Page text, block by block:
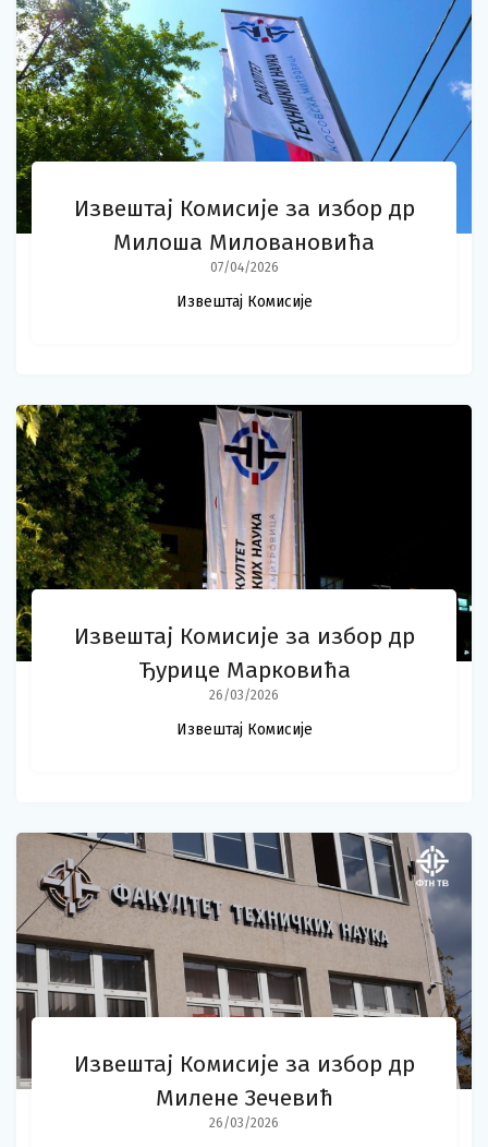
Извештај Комисије за избор др
Милоша Миловановића
07/04/2026
Извештај Комисије
Извештај Комисије за избор др
Ђурице Марковића
26/03/2026
Извештај Комисије
Извештај Комисије за избор др
Милене Зечевић
26/03/2026